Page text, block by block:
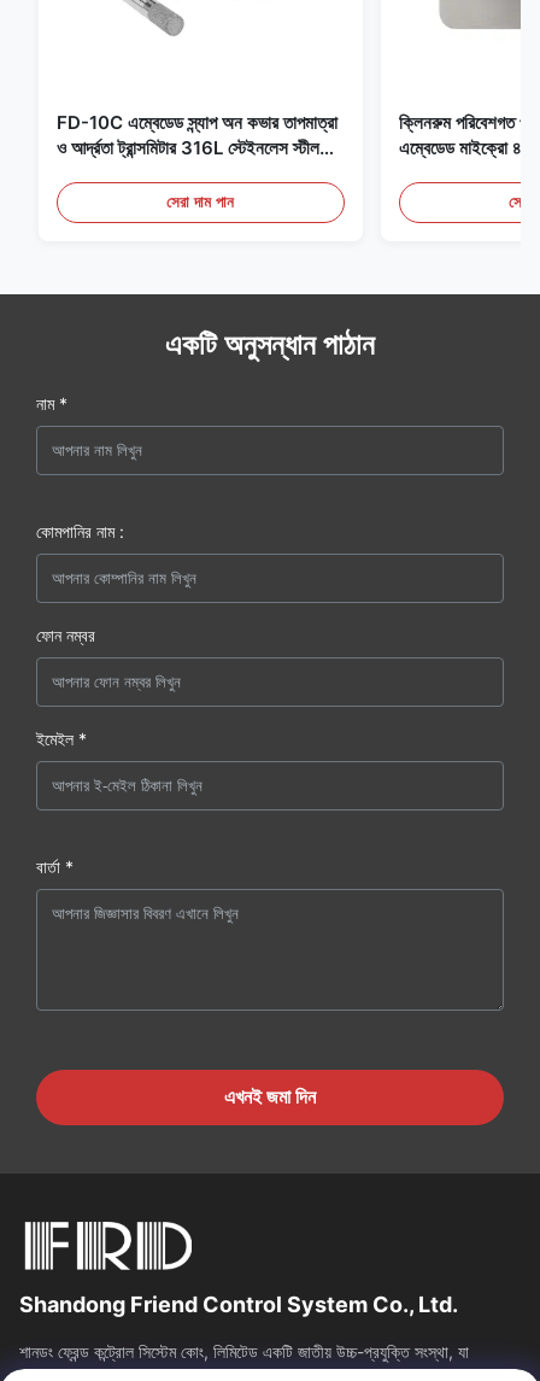
FD-10C এম্বেডেড স্ন্যাপ অন কভার তাপমাত্রা
ও আর্দ্রতা ট্রান্সমিটার 316L স্টেইনলেস স্টীল
সেরা দাম পান
ক্লিনরুম পরিবেশগত
এম্বেডেড মাইক্রো
সেরা
একটি অনুসন্ধান পাঠান
নাম *
কোমপানির নাম :
ফোন নম্বর
ইমেইল *
বার্তা *
এখনই জমা দিন
Shandong Friend Control System Co., Ltd.
শানডং ফ্রেন্ড কন্ট্রোল সিস্টেম কোং, লিমিটেড একটি জাতীয় উচ্চ-প্রযুক্তি সংস্থা, যা